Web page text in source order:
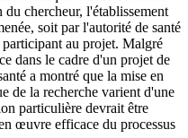
chercheur, l'établissement
soit par l'autorité de santé
participant au projet. Malgré
dans le cadre d'un projet de
a montré que la mise en
de la recherche varient d'une
particulière devrait être
œuvre efficace du processus